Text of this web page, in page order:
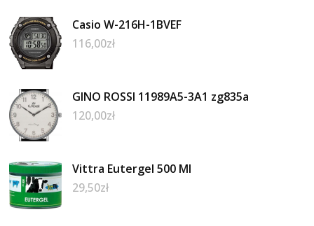
Casio W-216H-1BVEF
116,00zł
GINO ROSSI 11989A5-3A1 zg835a
120,00zł
Vittra Eutergel 500 Ml
29,50zł